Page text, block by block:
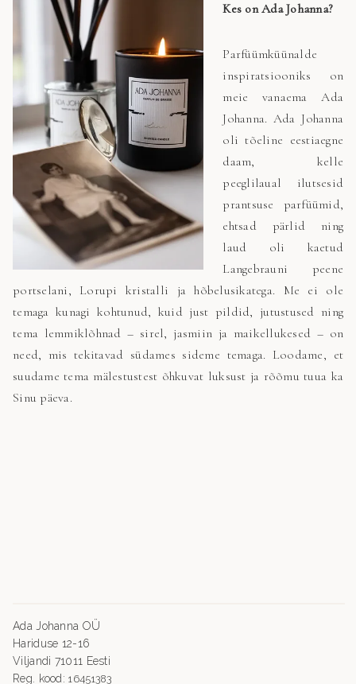
Kes on Ada Johanna?
Parfüümküünalde
inspiratsiooniks on
meie vanaema Ada
Johanna. Ada Johanna
oli tõeline eestiaegne
daam, kelle
peeglilaual ilutsesid
prantsuse parfüümid,
ehtsad pärlid ning
laud oli kaetud
Langebrauni peene
portselani, Lorupi kristalli ja hõbelusikatega. Me ei ole
temaga kunagi kohtunud, kuid just pildid, jutustused ning
tema lemmiklõhnad – sirel, jasmiin ja maikellukesed – on
need, mis tekitavad südames sideme temaga. Loodame, et
suudame tema mälestustest õhkuvat luksust ja rõõmu tuua ka
Sinu päeva.
Ada Johanna OÜ
Hariduse 12-16
Viljandi 71011 Eesti
Reg. kood:16451383